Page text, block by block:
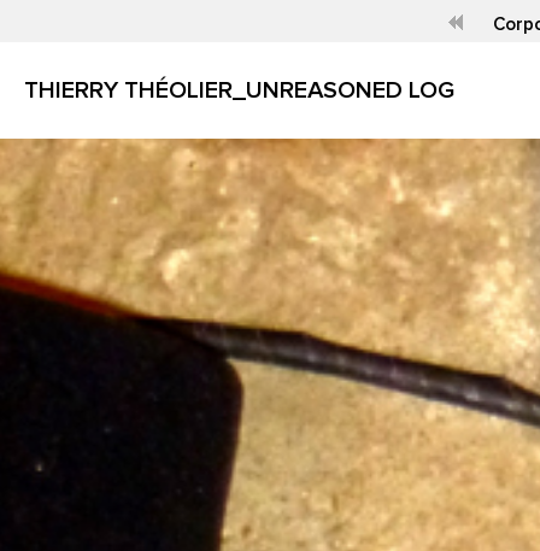
THIERRY THÉOLIER_UNREASONED LOG